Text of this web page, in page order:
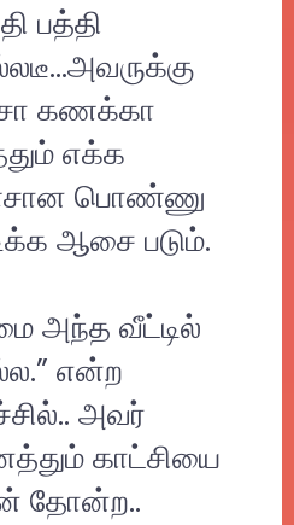
பத்தி
கணக்கா
எக்க
பொண்ணு
ஆசை படும்.
அந்த வீட்டில்
என்ற
அவர்
காட்சியை
தோன்ற..